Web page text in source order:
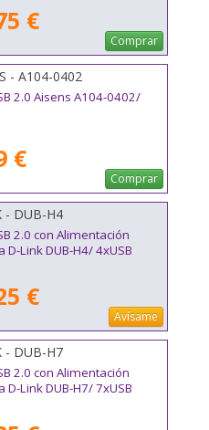
€
Comprar
- A104-0402
2.0 Aisens A104-0402/
€
Comprar
- DUB-H4
2.0 con Alimentación
D-Link DUB-H4/ 4xUSB
€
Avísame
- DUB-H7
2.0 con Alimentación
D-Link DUB-H7/ 7xUSB